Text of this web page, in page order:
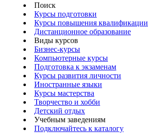
Поиск
Курсы подготовки
Курсы повышения квалификации
Дистанционное образование
Виды курсов
Бизнес-курсы
Компьютерные курсы
Подготовка к экзаменам
Курсы развития личности
Иностранные языки
Курсы мастерства
Творчество и хобби
Детский отдых
Учебным заведениям
Подключайтесь к каталогу